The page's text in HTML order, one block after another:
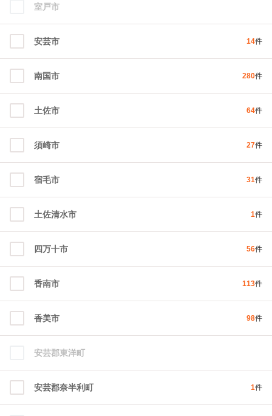
室戸市
安芸市 14件
南国市 280件
土佐市 64件
須崎市 27件
宿毛市 31件
土佐清水市 1件
四万十市 56件
香南市 113件
香美市 98件
安芸郡東洋町
安芸郡奈半利町 1件